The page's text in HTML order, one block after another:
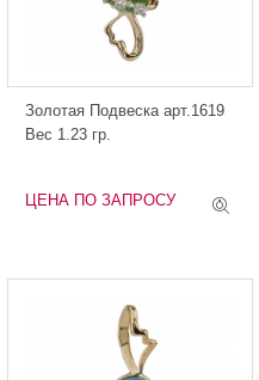
Золотая Подвеска арт.1619
Вес 1.23 гр.
ЦЕНА ПО ЗАПРОСУ